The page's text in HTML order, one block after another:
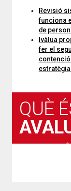
Revisió
funciona
de
Ivàlua
fer el
QUÈ